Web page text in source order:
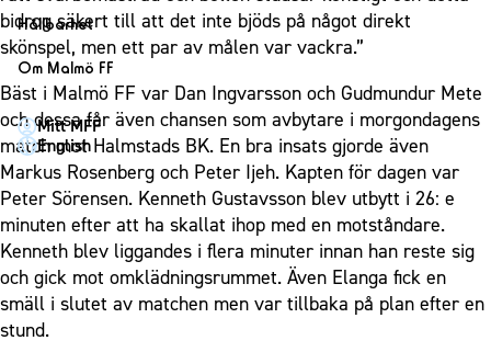
Ledarstab
Fotbollsnätverket
P19
F19
P17
F17
Malmö Trophy
Partner dam
Erics Bar & Restaurang
Matchdag på Eleda Stadion
MFF-museet & rundvandringar
1910 Event
Fest & Event
Konferens
Möte
Mässa
Sommarfest
Julshow
Inspiration
Vanliga frågor om 1910 Event
Hållbarhet
Hållbarhet
Himmelsblå framtid – en match för miljön
MFF i samhället
Laget för alla
Nattfotboll
Himmelsblå Tillsammans
Karriärakademin
Grundskolefotboll mot rasismer
Skolakademier
Om Malmö FF
Om Malmö FF
Kontakt
Press och media
Historik – herrlaget
Historik – damlaget
Närstående organisationer
Policydokument
Mitt MFF
English
bidrog säkert till att det inte bjöds på något direkt
skönspel, men ett par av målen var vackra.”
Bäst i Malmö FF var Dan Ingvarsson och Gudmundur Mete
och dessa får även chansen som avbytare i morgondagens
match mot Halmstads BK. En bra insats gjorde även
Markus Rosenberg och Peter Ijeh. Kapten för dagen var
Peter Sörensen. Kenneth Gustavsson blev utbytt i 26: e
minuten efter att ha skallat ihop med en motståndare.
Kenneth blev liggandes i flera minuter innan han reste sig
och gick mot omklädningsrummet. Även Elanga fick en
smäll i slutet av matchen men var tillbaka på plan efter en
stund.